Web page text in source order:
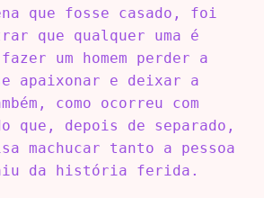
que fosse casado, foi
que qualquer uma é
um homem perder a
apaixonar e deixar a
como ocorreu com
que, depois de separado,
machucar tanto a pessoa
da história ferida.